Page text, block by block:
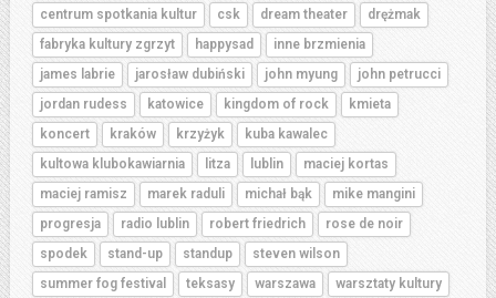
centrum spotkania kultur
csk dream theater
drężmak
fabryka kultury zgrzyt
happysad
inne brzmienia
james labrie
jarosław dubiński john myung
john petrucci
jordan rudess
katowice kingdom of rock
kmieta
koncert
kraków krzyżyk
kuba kawalec
kultowa klubokawiarnia
litza lublin
maciej kortas
maciej ramisz
marek raduli michał bąk
mike mangini
progresja
radio lublin robert friedrich
rose de noir
spodek
stand-up standup
steven wilson
summer fog festival
teksasy warszawa
warsztaty kultury